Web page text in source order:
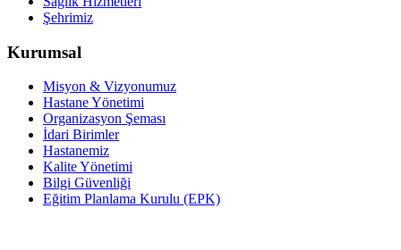
Şehrimiz
Kurumsal
Misyon & Vizyonumuz
Hastane Yönetimi
Organizasyon Şeması
İdari Birimler
Hastanemiz
Kalite Yönetimi
Bilgi Güvenliği
Eğitim Planlama Kurulu (EPK)